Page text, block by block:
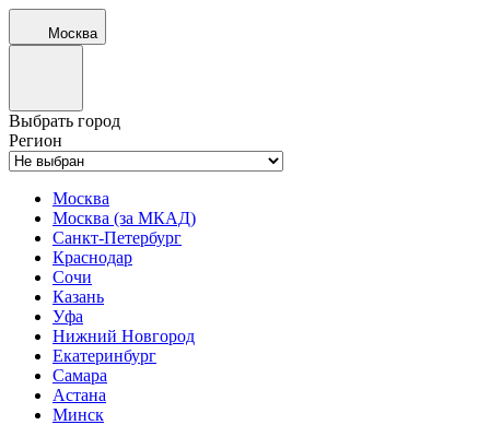
Москва
Выбрать город
Регион
Москва
Москва (за МКАД)
Санкт-Петербург
Краснодар
Сочи
Казань
Уфа
Нижний Новгород
Екатеринбург
Самара
Астана
Минск